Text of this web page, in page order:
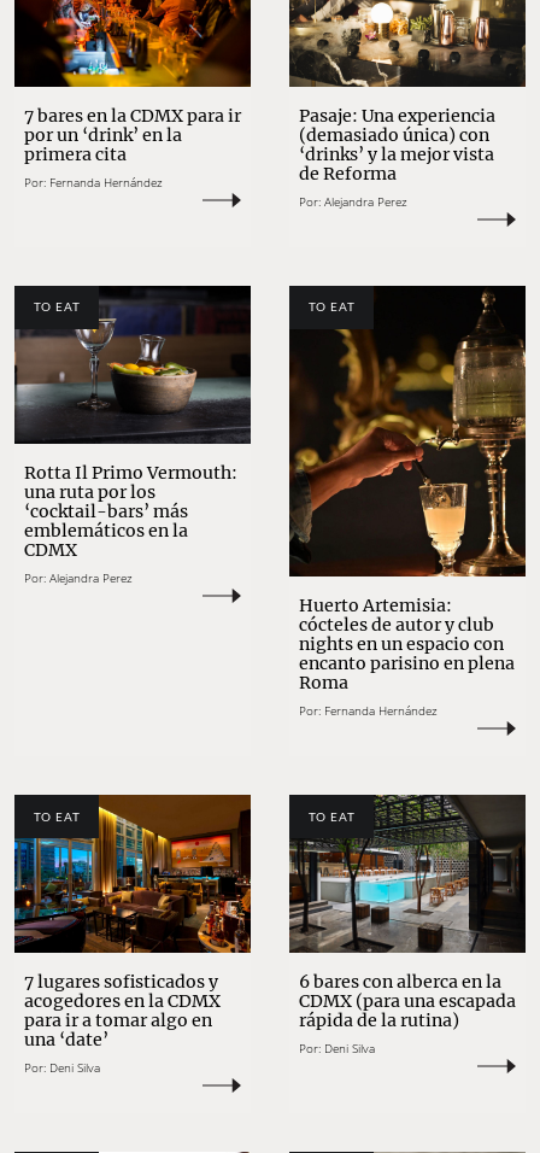
7 bares en la CDMX para ir
por un ‘drink’ en la
primera cita
Por: Fernanda Hernández
Pasaje: Una experiencia
(demasiado única) con
‘drinks’ y la mejor vista
de Reforma
Por: Alejandra Perez
TO EAT
Rotta Il Primo Vermouth:
una ruta por los
‘cocktail-bars’ más
emblemáticos en la
CDMX
Por: Alejandra Perez
TO EAT
Huerto Artemisia:
cócteles de autor y club
nights en un espacio con
encanto parisino en plena
Roma
Por: Fernanda Hernández
TO EAT
7 lugares sofisticados y
acogedores en la CDMX
para ir a tomar algo en
una ‘date’
Por: Deni Silva
TO EAT
6 bares con alberca en la
CDMX (para una escapada
rápida de la rutina)
Por: Deni Silva